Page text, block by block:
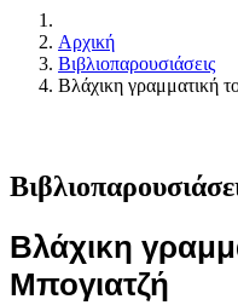
Αρχική
Βιβλιοπαρουσιάσεις
Βλάχικη γραμματική
Βλάχικη
Μπογιατζή